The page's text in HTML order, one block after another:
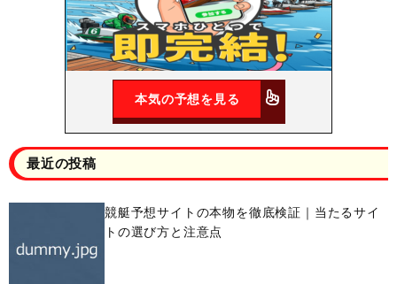
本気の予想を見る
最近の投稿
競艇予想サイトの本物を徹底検証｜当たるサイ
トの選び方と注意点